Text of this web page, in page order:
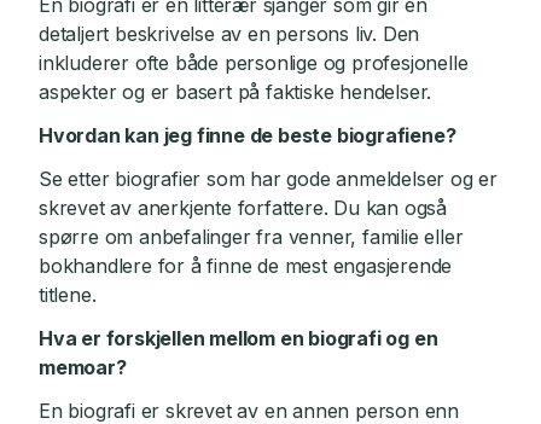
En biografi er en litterær sjanger som gir en
detaljert beskrivelse av en persons liv. Den
inkluderer ofte både personlige og profesjonelle
aspekter og er basert på faktiske hendelser.
Hvordan kan jeg finne de beste biografiene?
Se etter biografier som har gode anmeldelser og er
skrevet av anerkjente forfattere. Du kan også
spørre om anbefalinger fra venner, familie eller
bokhandlere for å finne de mest engasjerende
titlene.
Hva er forskjellen mellom en biografi og en
memoar?
En biografi er skrevet av en annen person enn